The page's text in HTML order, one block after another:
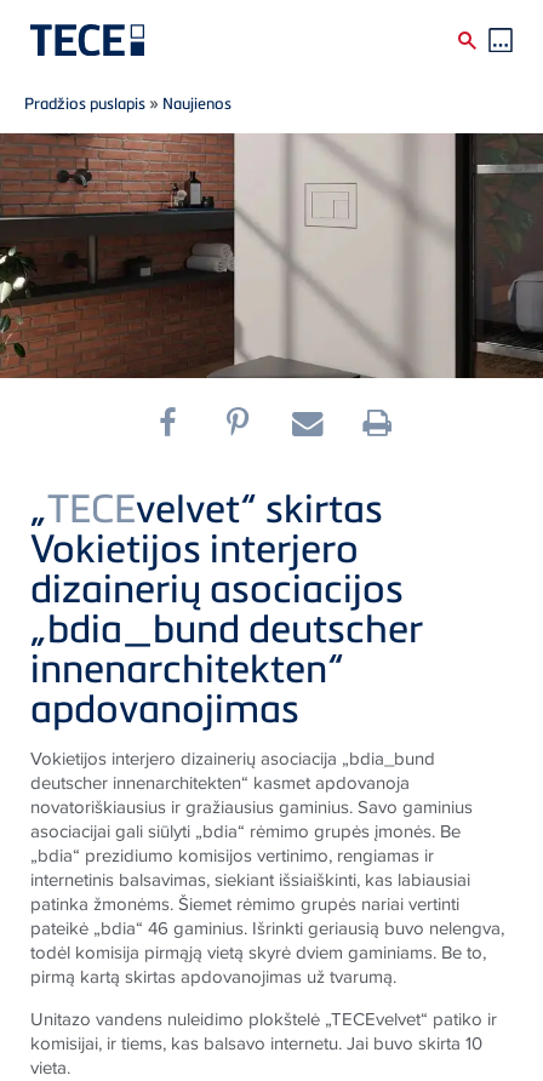
Skip to main content
Breadcrumb
Pradžios puslapis » Naujienos
„TECEvelvet“ skirtas
Vokietijos interjero
dizainerių asociacijos
„bdia_bund deutscher
innenarchitekten“
apdovanojimas
Vokietijos interjero dizainerių asociacija „bdia_bund
deutscher innenarchitekten“ kasmet apdovanoja
novatoriškiausius ir gražiausius gaminius. Savo gaminius
asociacijai gali siūlyti „bdia“ rėmimo grupės įmonės. Be
„bdia“ prezidiumo komisijos vertinimo, rengiamas ir
internetinis balsavimas, siekiant išsiaiškinti, kas labiausiai
patinka žmonėms. Šiemet rėmimo grupės nariai vertinti
pateikė „bdia“ 46 gaminius. Išrinkti geriausią buvo nelengva,
todėl komisija pirmąją vietą skyrė dviem gaminiams. Be to,
pirmą kartą skirtas apdovanojimas už tvarumą.
Unitazo vandens nuleidimo plokštelė „TECEvelvet“ patiko ir
komisijai, ir tiems, kas balsavo internetu. Jai buvo skirta 10
vieta.